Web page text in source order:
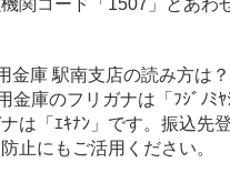
関コード「1507」とあわ
金庫 駅南支店の読み方は？
金庫のフリガナは「ﾌｼﾞﾉﾐ
は「ｴｷﾅﾝ」です。振込先
止にもご活用ください。